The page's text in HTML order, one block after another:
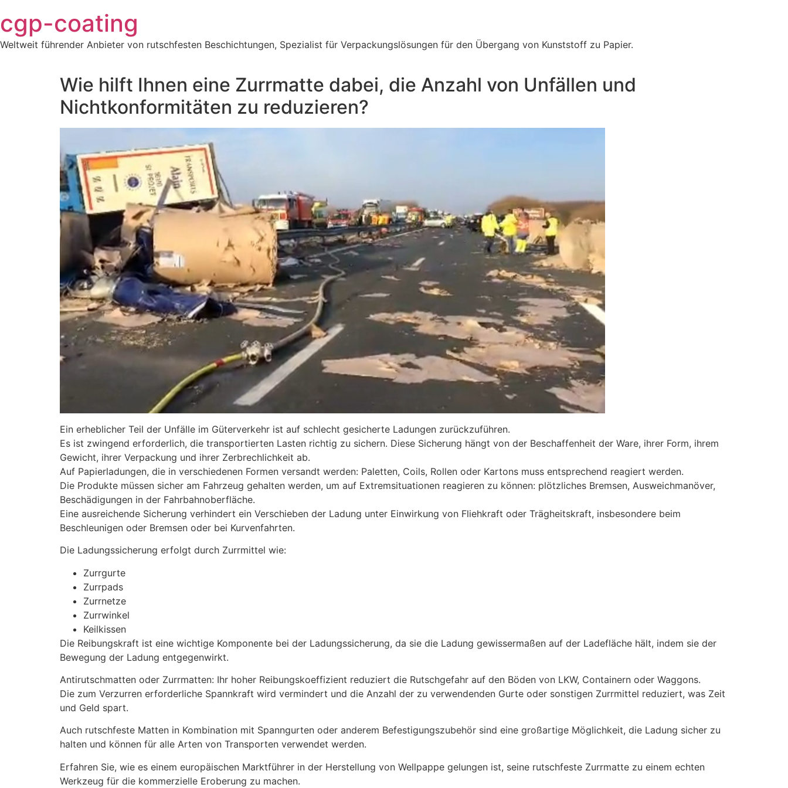
Inhalt
springen
cgp-coating
Weltweit führender Anbieter von rutschfesten Beschichtungen, Spezialist für Verpackungslösungen für den Übergang von Kunststoff zu Papier.
Wie hilft Ihnen eine Zurrmatte dabei, die Anzahl von Unfällen und
Nichtkonformitäten zu reduzieren?
Ein erheblicher Teil der Unfälle im Güterverkehr ist auf schlecht gesicherte Ladungen zurückzuführen.
Es ist zwingend erforderlich, die transportierten Lasten richtig zu sichern. Diese Sicherung hängt von der Beschaffenheit der Ware, ihrer Form, ihrem
Gewicht, ihrer Verpackung und ihrer Zerbrechlichkeit ab.
Auf Papierladungen, die in verschiedenen Formen versandt werden: Paletten, Coils, Rollen oder Kartons muss entsprechend reagiert werden.
Die Produkte müssen sicher am Fahrzeug gehalten werden, um auf Extremsituationen reagieren zu können: plötzliches Bremsen, Ausweichmanöver,
Beschädigungen in der Fahrbahnoberfläche.
Eine ausreichende Sicherung verhindert ein Verschieben der Ladung unter Einwirkung von Fliehkraft oder Trägheitskraft, insbesondere beim
Beschleunigen oder Bremsen oder bei Kurvenfahrten.
Die Ladungssicherung erfolgt durch Zurrmittel wie:
Zurrgurte
Zurrpads
Zurrnetze
Zurrwinkel
Keilkissen
Die Reibungskraft ist eine wichtige Komponente bei der Ladungssicherung, da sie die Ladung gewissermaßen auf der Ladefläche hält, indem sie der
Bewegung der Ladung entgegenwirkt.
Antirutschmatten oder Zurrmatten: Ihr hoher Reibungskoeffizient reduziert die Rutschgefahr auf den Böden von LKW, Containern oder Waggons.
Die zum Verzurren erforderliche Spannkraft wird vermindert und die Anzahl der zu verwendenden Gurte oder sonstigen Zurrmittel reduziert, was Zeit
und Geld spart.
Auch rutschfeste Matten in Kombination mit Spanngurten oder anderem Befestigungszubehör sind eine großartige Möglichkeit, die Ladung sicher zu
halten und können für alle Arten von Transporten verwendet werden.
Erfahren Sie, wie es einem europäischen Marktführer in der Herstellung von Wellpappe gelungen ist, seine rutschfeste Zurrmatte zu einem echten
Werkzeug für die kommerzielle Eroberung zu machen.